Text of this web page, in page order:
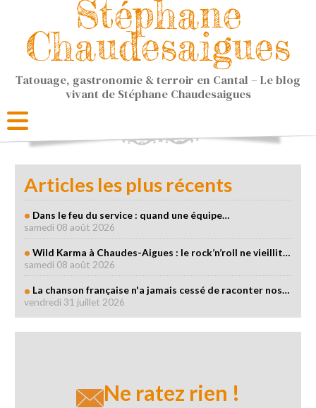
Stéphane
Chaudesaigues
Tatouage, gastronomie & terroir en Cantal – Le blog
vivant de Stéphane Chaudesaigues
Articles les plus récents
Dans le feu du service : quand une équipe…
samedi 08 août 2026
Wild Karma à Chaudes-Aigues : le rock’n’roll ne vieillit…
samedi 08 août 2026
La chanson française n'a jamais cessé de raconter nos…
vendredi 31 juillet 2026
Ne ratez rien !